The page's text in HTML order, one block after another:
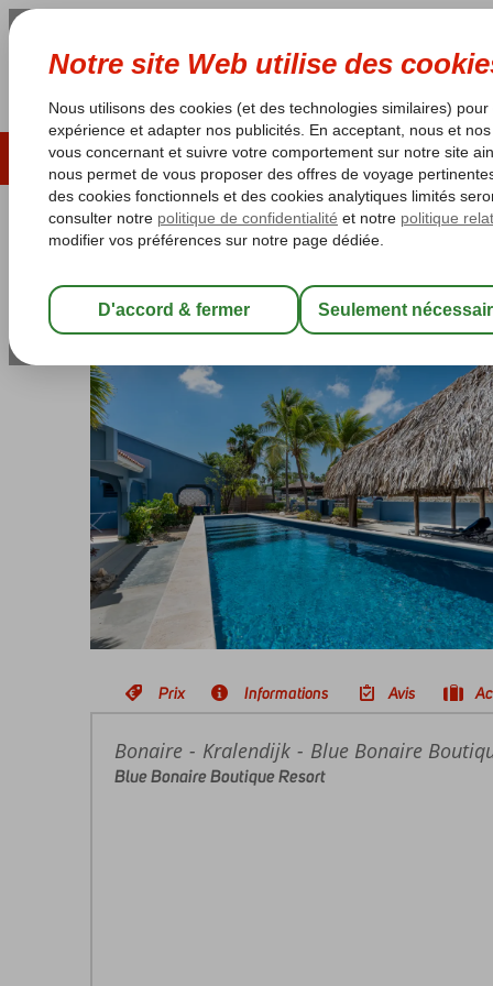
ÉTÉ 2026 LAST MINUTES
Les garanties de vacances Garantie du prix le plus
Blue Bonaire Boutique Resort
Prix Informations Avis
Accueil
Bonaire Kralendijk Blue Bonaire
Blue Bonaire Boutique Resort